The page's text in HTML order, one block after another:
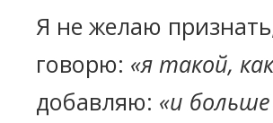
Я не желаю
говорю: «я такой,
добавляю: «и